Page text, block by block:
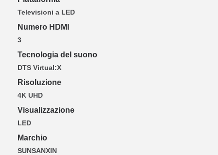
Televisioni a LED
Numero HDMI
3
Tecnologia del suono
DTS Virtual:X
Risoluzione
4K UHD
Visualizzazione
LED
Marchio
SUNSANXIN